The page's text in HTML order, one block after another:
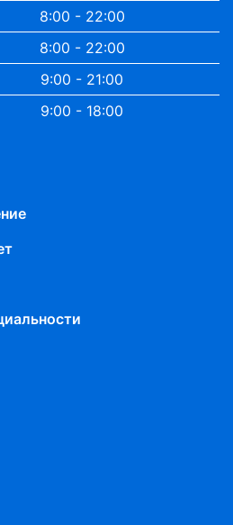
8:00 - 22:00
8:00 - 22:00
9:00 - 21:00
9:00 - 18:00